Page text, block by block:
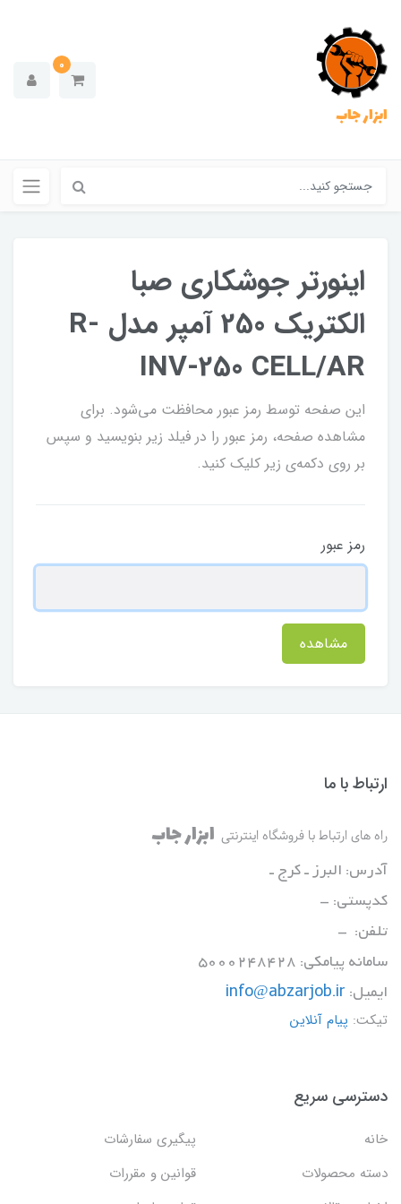
ابزار جاب
0
اینورتر جوشکاری صبا
الکتریک 250 آمپر مدل R-
INV-250 CELL/AR
این صفحه توسط رمز عبور محافظت می‌شود. برای
مشاهده صفحه، رمز عبور را در فیلد زیر بنویسید و سپس
بر روی دکمه‌ی زیر کلیک کنید.
رمز عبور
مشاهده
ارتباط با ما
راه های ارتباط با فروشگاه اینترنتی ابزار جاب
آدرس: البرز ـ کرج ـ
کدپستی: -
تلفن: -
سامانه پیامکی: 5000248428
ایمیل: info@abzarjob.ir
تیکت: پیام آنلاین
دسترسی سریع
خانه
پیگیری سفارشات
دسته محصولات
قوانین و مقررات